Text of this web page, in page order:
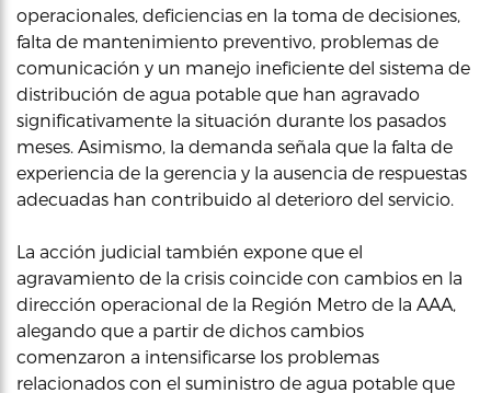
operacionales, deficiencias en la toma de decisiones,
falta de mantenimiento preventivo, problemas de
comunicación y un manejo ineficiente del sistema de
distribución de agua potable que han agravado
significativamente la situación durante los pasados
meses. Asimismo, la demanda señala que la falta de
experiencia de la gerencia y la ausencia de respuestas
adecuadas han contribuido al deterioro del servicio.
La acción judicial también expone que el
agravamiento de la crisis coincide con cambios en la
dirección operacional de la Región Metro de la AAA,
alegando que a partir de dichos cambios
comenzaron a intensificarse los problemas
relacionados con el suministro de agua potable que